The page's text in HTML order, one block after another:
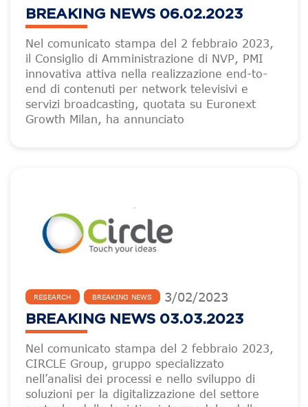
BREAKING NEWS 06.02.2023
Nel comunicato stampa del 2 febbraio 2023,
il Consiglio di Amministrazione di NVP, PMI
innovativa attiva nella realizzazione end-to-
end di contenuti per network televisivi e
servizi broadcasting, quotata su Euronext
Growth Milan, ha annunciato
RESEARCH BREAKING NEWS 3/02/2023
BREAKING NEWS 03.03.2023
Nel comunicato stampa del 2 febbraio 2023,
CIRCLE Group, gruppo specializzato
nell’analisi dei processi e nello sviluppo di
soluzioni per la digitalizzazione del settore